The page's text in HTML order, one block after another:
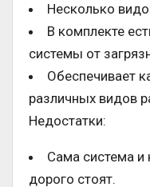
Несколько
В комплекте
системы от
Обеспечивает
различных видов
Недостатки:
Сама система
дорого стоят.